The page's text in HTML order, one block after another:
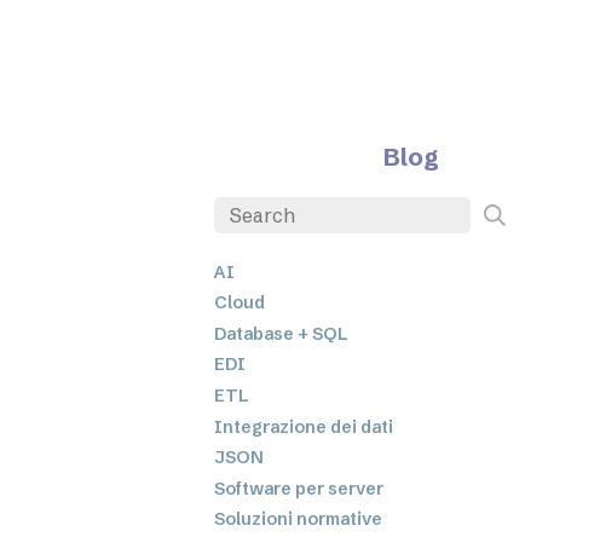
Blog
AI
Cloud
Database + SQL
EDI
ETL
Integrazione dei dati
JSON
Software per server
Soluzioni normative